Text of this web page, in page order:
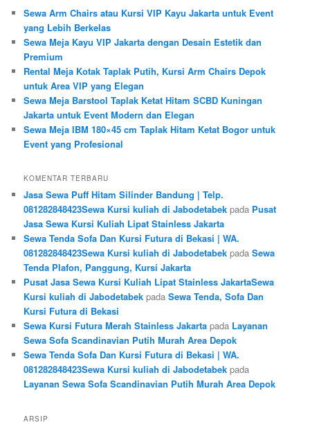
Sewa Arm Chairs atau Kursi VIP Kayu Jakarta untuk Event
yang Lebih Berkelas
Sewa Meja Kayu VIP Jakarta dengan Desain Estetik dan
Premium
Rental Meja Kotak Taplak Putih, Kursi Arm Chairs Depok
untuk Area VIP yang Elegan
Sewa Meja Barstool Taplak Ketat Hitam SCBD Kuningan
Jakarta untuk Event Modern dan Elegan
Sewa Meja IBM 180×45 cm Taplak Hitam Ketat Bogor untuk
Event yang Profesional
KOMENTAR TERBARU
Jasa Sewa Puff Hitam Silinder Bandung | Telp.
081282848423Sewa Kursi kuliah di Jabodetabek pada Pusat
Jasa Sewa Kursi Kuliah Lipat Stainless Jakarta
Sewa Tenda Sofa Dan Kursi Futura di Bekasi | WA.
081282848423Sewa Kursi kuliah di Jabodetabek padaSewa
Tenda Plafon, Panggung, Kursi Jakarta
Pusat Jasa Sewa Kursi Kuliah Lipat Stainless JakartaSewa
Kursi kuliah di Jabodetabek padaSewa Tenda, Sofa Dan
Kursi Futura di Bekasi
Sewa Kursi Futura Merah Stainless Jakarta pada Layanan
Sewa Sofa Scandinavian Putih Murah Area Depok
Sewa Tenda Sofa Dan Kursi Futura di Bekasi | WA.
081282848423Sewa Kursi kuliah di Jabodetabek pada
Layanan Sewa Sofa Scandinavian Putih Murah Area Depok
ARSIP